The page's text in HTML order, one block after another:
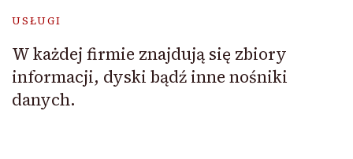
USŁUGI
W każdej firmie znajdują się zbiory
informacji, dyski bądź inne nośniki
danych.